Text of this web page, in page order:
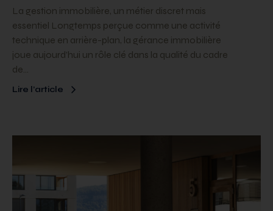
La gestion immobilière, un métier discret mais
essentiel Longtemps perçue comme une activité
technique en arrière-plan, la gérance immobilière
joue aujourd’hui un rôle clé dans la qualité du cadre
de…
Lire l’article